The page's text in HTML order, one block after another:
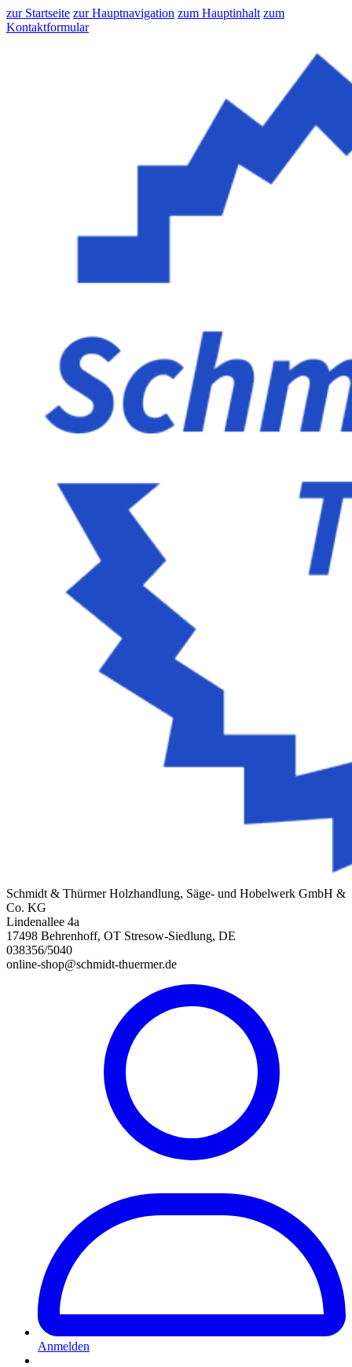
zur Startseite zur Hauptnavigation zum Hauptinhalt zum
Kontaktformular
Schmidt & Thürmer Holzhandlung, Säge- und Hobelwerk GmbH &
Co. KG
Lindenallee 4a
17498 Behrenhoff, OT Stresow-Siedlung, DE
038356/5040
online-shop@schmidt-thuermer.de
Anmelden